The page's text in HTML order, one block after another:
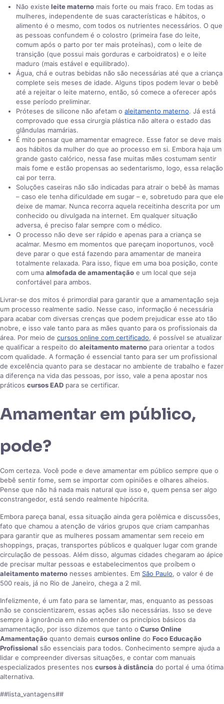
Não existe leite materno mais forte ou mais fraco. Em todas as
mulheres, independente de suas características e hábitos, o
alimento é o mesmo, com todos os nutrientes necessários. O que
as pessoas confundem é o colostro (primeira fase do leite,
comum após o parto por ter mais proteínas), com o leite de
transição (que possui mais gorduras e carboidratos) e o leite
maduro (mais estável e equilibrado).
Água, chá e outras bebidas não são necessárias até que a criança
complete seis meses de idade. Alguns tipos podem levar o bebê
até a rejeitar o leite materno, então, só comece a oferecer após
esse período preliminar.
Próteses de silicone não afetam o aleitamento materno. Já está
comprovado que essa cirurgia plástica não altera o estado das
glândulas mamárias.
É mito pensar que amamentar emagrece. Esse fator se deve mais
aos hábitos da mulher do que ao processo em si. Embora haja um
grande gasto calórico, nessa fase muitas mães costumam sentir
mais fome e estão propensas ao sedentarismo, logo, essa relação
cai por terra.
Soluções caseiras não são indicadas para atrair o bebê às mamas
– caso ele tenha dificuldade em sugar – e, sobretudo para que ele
deixe de mamar. Nunca recorra aquela receitinha descrita por um
conhecido ou divulgada na internet. Em qualquer situação
adversa, é preciso falar sempre com o médico.
O processo não deve ser rápido e apenas para a criança se
acalmar. Mesmo em momentos que pareçam inoportunos, você
deve parar o que está fazendo para amamentar de maneira
totalmente relaxada. Para isso, fique em uma boa posição, conte
com uma almofada de amamentação e um local que seja
confortável para ambos.
Livrar-se dos mitos é primordial para garantir que a amamentação seja
um processo realmente sadio. Nesse caso, informação é necessária
para acabar com diversas crenças que podem prejudicar esse ato tão
nobre, e isso vale tanto para as mães quanto para os profissionais da
área. Por meio de cursos online com certificado, é possível se atualizar
e qualificar a respeito do aleitamento materno para orientar a todos
com qualidade. A formação é essencial tanto para ser um profissional
de excelência quanto para se destacar no ambiente de trabalho e fazer
a diferença na vida das pessoas, por isso, vale a pena apostar nos
práticos cursos EAD para se certificar.
Amamentar em público,
pode?
Com certeza. Você pode e deve amamentar em público sempre que o
bebê sentir fome, sem se importar com opiniões e olhares alheios.
Pense que não há nada mais natural que isso e, quem pensa ser algo
constrangedor, está sendo realmente hipócrita.
Embora pareça banal, essa situação ainda gera polêmica e discussões,
fato que chamou a atenção de vários grupos que criam campanhas
para garantir que as mulheres possam amamentar sem receio em
shoppings, praças, transportes públicos e qualquer lugar com grande
circulação de pessoas. Além disso, algumas cidades chegaram ao ápice
de precisar multar pessoas e estabelecimentos que proíbem o
aleitamento materno nesses ambientes. Em São Paulo, o valor é de
500 reais, já no Rio de Janeiro, chega a 2 mil.
Infelizmente, é um fato para se lamentar, mas, enquanto as pessoas
não se conscientizarem, essas ações são necessárias. Isso se deve
sempre à ignorância em não entender os princípios básicos da
amamentação, por isso dizemos que tanto o Curso Online
Amamentação quanto demais cursos online do Foco Educação
Profissional são essenciais para todos. Conhecimento sempre ajuda a
lidar e compreender diversas situações, e contar com manuais
especializados presentes nos cursos à distância do portal é uma ótima
alternativa.
##lista_vantagens##